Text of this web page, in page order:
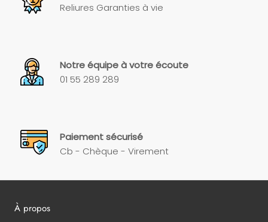
Reliures Garanties à vie
Notre équipe à votre écoute
01 55 289 289
Paiement sécurisé
Cb - Chèque - Virement
À propos